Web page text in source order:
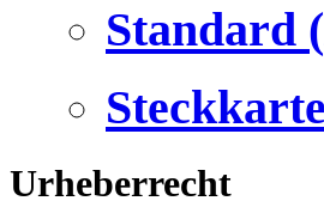
Standard
Steckkarte
Urheberrecht